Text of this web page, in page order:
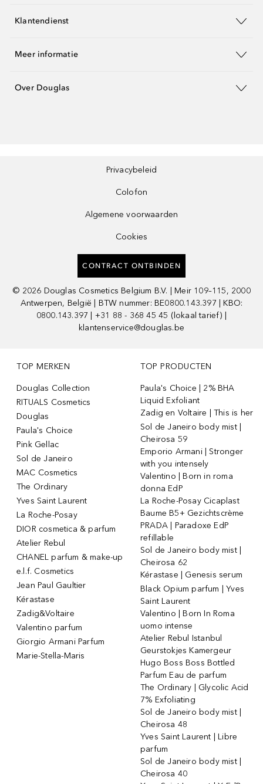
Klantendienst
Meer informatie
Over Douglas
Privacybeleid
Colofon
Algemene voorwaarden
Cookies
CONTRACT ONTBINDEN
© 2026 Douglas Cosmetics Belgium B.V. | Meir 109–115, 2000
Antwerpen, België | BTW nummer: BE0800.143.397 | KBO:
0800.143.397 | +31 88 - 368 45 45 (lokaal tarief) |
klantenservice@douglas.be
TOP MERKEN
Douglas Collection
RITUALS Cosmetics
Douglas
Paula's Choice
Pink Gellac
Sol de Janeiro
MAC Cosmetics
The Ordinary
Yves Saint Laurent
La Roche-Posay
DIOR cosmetica & parfum
Atelier Rebul
CHANEL parfum & make-up
e.l.f. Cosmetics
Jean Paul Gaultier
Kérastase
Zadig&Voltaire
Valentino parfum
Giorgio Armani Parfum
Marie-Stella-Maris
TOP PRODUCTEN
Paula's Choice | 2% BHA
Liquid Exfoliant
Zadig en Voltaire | This is her
Sol de Janeiro body mist |
Cheirosa 59
Emporio Armani | Stronger
with you intensely
Valentino | Born in roma
donna EdP
La Roche-Posay Cicaplast
Baume B5+ Gezichtscrème
PRADA | Paradoxe EdP
refillable
Sol de Janeiro body mist |
Cheirosa 62
Kérastase | Genesis serum
Black Opium parfum | Yves
Saint Laurent
Valentino | Born In Roma
uomo intense
Atelier Rebul Istanbul
Geurstokjes Kamergeur
Hugo Boss Boss Bottled
Parfum Eau de parfum
The Ordinary | Glycolic Acid
7% Exfoliating
Sol de Janeiro body mist |
Cheirosa 48
Yves Saint Laurent | Libre
parfum
Sol de Janeiro body mist |
Cheirosa 40